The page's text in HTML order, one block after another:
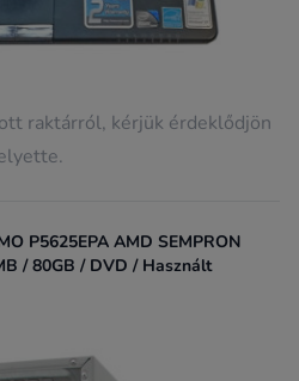
raktárról, kérjük érdeklődjön
P5625EPA AMD SEMPRON
/ 80GB / DVD / Használt